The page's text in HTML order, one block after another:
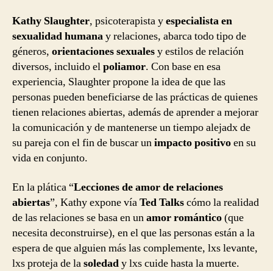
Kathy Slaughter, psicoterapista yespecialista en
sexualidad humanay relaciones, abarca todo tipo de
géneros, orientaciones sexualesy estilos de relación
diversos, incluido elpoliamor. Con base en esa
experiencia, Slaughter propone la idea de que las
personas pueden beneficiarse de las prácticas de quienes
tienen relaciones abiertas, además de aprender a mejorar
la comunicación y de mantenerse un tiempo alejadx de
su pareja con el fin de buscar unimpacto positivoen su
vida en conjunto.
En la plática “Lecciones de amor de relaciones
abiertas”, Kathy expone víaTed Talkscómo la realidad
de las relaciones se basa en unamor romántico(que
necesita deconstruirse), en el que las personas están a la
espera de que alguien más las complemente, lxs levante,
lxs proteja de lasoledady lxs cuide hasta la muerte.